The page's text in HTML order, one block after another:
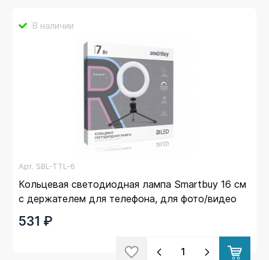
В наличии
Арт. SBL-TTL-6
Кольцевая светодиодная лампа Smartbuy 16 см
с держателем для телефона, для фото/видео
531 ₽